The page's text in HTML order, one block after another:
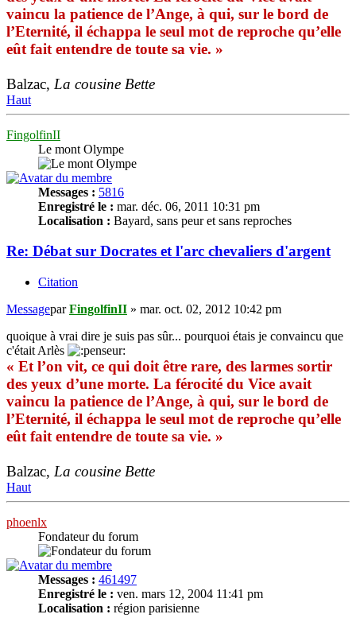
vaincu la patience de l’Ange, à qui, sur le bord de
l’Eternité, il échappa le seul mot de reproche qu’elle
eût fait entendre de toute sa vie. »
Balzac, La cousine Bette
Haut
FingolfinII
Le mont Olympe
Messages : 5816
Enregistré le : mar. déc. 06, 2011 10:31 pm
Localisation : Bayard, sans peur et sans reproches
Re: Débat sur Docrates et l'arc chevaliers d'argent
Citation
MessageparFingolfinII » mar. oct. 02, 2012 10:42 pm
quoique à vrai dire je suis pas sûr... pourquoi étais je convaincu que
c'était Arlès
« Et l’on vit, ce qui doit être rare, des larmes sortir
des yeux d’une morte. La férocité du Vice avait
vaincu la patience de l’Ange, à qui, sur le bord de
l’Eternité, il échappa le seul mot de reproche qu’elle
eût fait entendre de toute sa vie. »
Balzac, La cousine Bette
Haut
phoenlx
Fondateur du forum
Messages : 461497
Enregistré le : ven. mars 12, 2004 11:41 pm
Localisation : région parisienne